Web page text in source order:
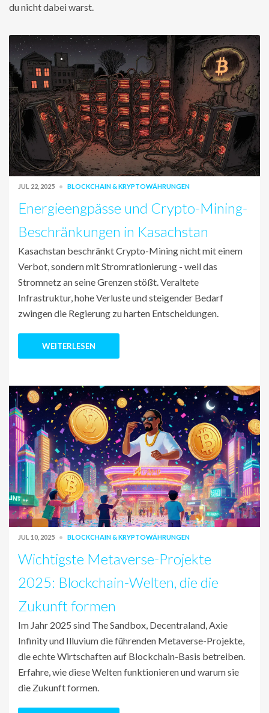
du nicht dabei warst.
JUL 22, 2025 BLOCKCHAIN & KRYPTOWÄHRUNGEN
Energieengpässe und Crypto-Mining-
Beschränkungen in Kasachstan
Kasachstan beschränkt Crypto-Mining nicht mit einem
Verbot, sondern mit Stromrationierung - weil das
Stromnetz an seine Grenzen stößt. Veraltete
Infrastruktur, hohe Verluste und steigender Bedarf
zwingen die Regierung zu harten Entscheidungen.
WEITERLESEN
JUL 10, 2025 BLOCKCHAIN & KRYPTOWÄHRUNGEN
Wichtigste Metaverse-Projekte
2025: Blockchain-Welten, die die
Zukunft formen
Im Jahr 2025 sind The Sandbox, Decentraland, Axie
Infinity und Illuvium die führenden Metaverse-Projekte,
die echte Wirtschaften auf Blockchain-Basis betreiben.
Erfahre, wie diese Welten funktionieren und warum sie
die Zukunft formen.